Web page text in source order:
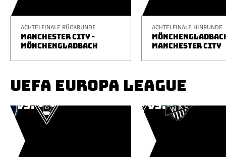
ACHTELFINALE RÜCKRUNDE
MANCHESTER CITY -
MÖNCHENGLADBACH
ACHTELFINALE HINRUNDE
MANCHESTER CITY
UEFA EUROPA LEAGUE